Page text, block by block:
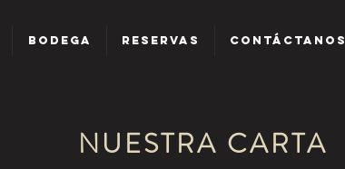
BODEGA RESERVAS CONTÁCTANOS
NUESTRA CARTA